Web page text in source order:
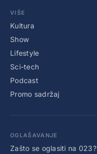
VIŠE
Kultura
Show
Lifestyle
Sci-tech
Podcast
Promo sadržaj
OGLAŠAVANJE
Zašto se oglasiti na 023?